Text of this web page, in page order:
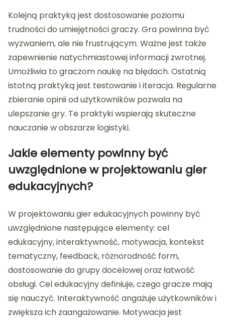
Kolejną praktyką jest dostosowanie poziomu
trudności do umiejętności graczy. Gra powinna być
wyzwaniem, ale nie frustrującym. Ważne jest także
zapewnienie natychmiastowej informacji zwrotnej.
Umożliwia to graczom naukę na błędach. Ostatnią
istotną praktyką jest testowanie i iteracja. Regularne
zbieranie opinii od użytkowników pozwala na
ulepszanie gry. Te praktyki wspierają skuteczne
nauczanie w obszarze logistyki.
Jakie elementy powinny być
uwzględnione w projektowaniu gier
edukacyjnych?
W projektowaniu gier edukacyjnych powinny być
uwzględnione następujące elementy: cel
edukacyjny, interaktywność, motywacja, kontekst
tematyczny, feedback, różnorodność form,
dostosowanie do grupy docelowej oraz łatwość
obsługi. Cel edukacyjny definiuje, czego gracze mają
się nauczyć. Interaktywność angażuje użytkowników i
zwiększa ich zaangażowanie. Motywacja jest